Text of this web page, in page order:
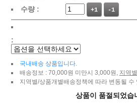
수량 : +1 -1
:
국내배송 상품입니다.
배송정보 : 70,000원 미만시 3,000원, 지역별
지역별/상품개별배송정책에 따라 변동될 수
상품이 품절되었습